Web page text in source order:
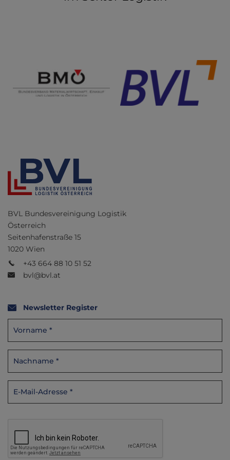
BVL Bundesvereinigung Logistik
Österreich
Seitenhafenstraße 15
1020 Wien
+43 664 88 10 51 52
bvl@bvl.at
Newsletter Register